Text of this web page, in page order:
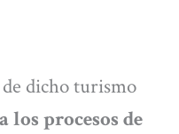
dicho turismo
los procesos de